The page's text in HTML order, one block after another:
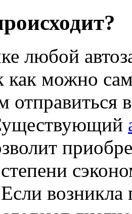
любой
как можно
отправиться